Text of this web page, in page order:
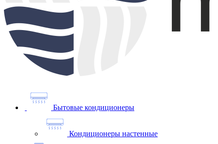
Бытовые кондиционеры
Кондиционеры настенные